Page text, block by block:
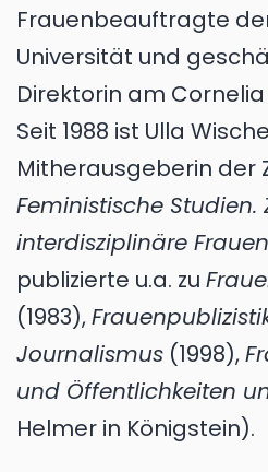
Frauenbeauftragte
Universität und
Direktorin am
Seit 1988 ist Ulla
Mitherausgeberin der
Feministische Studien.
interdisziplinäre
publizierte u.a. zu
(1983),
Journalismus (1998),
und Öffentlichkeiten
Helmer in Königstein).